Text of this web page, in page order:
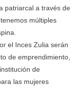
patriarcal a través de
múltiples
el Inces Zulia serán
de emprendimiento,
de
las mujeres